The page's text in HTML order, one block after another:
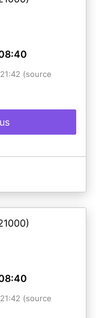
(source
(source